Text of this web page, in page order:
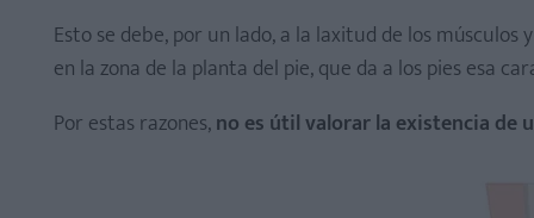
Esto se debe, por un lado, a la laxitud de los
en la zona de la planta del pie, que da a los pies esa
Por estas razones,no es útil valorar la existencia de